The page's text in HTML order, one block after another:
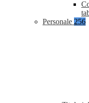
Personale 256